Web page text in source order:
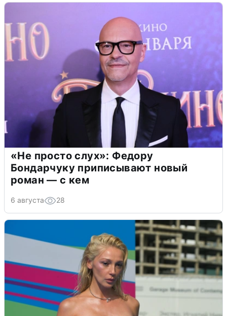
«Не просто слух»: Федору
Бондарчуку приписывают новый
роман — с кем
6 августа 28